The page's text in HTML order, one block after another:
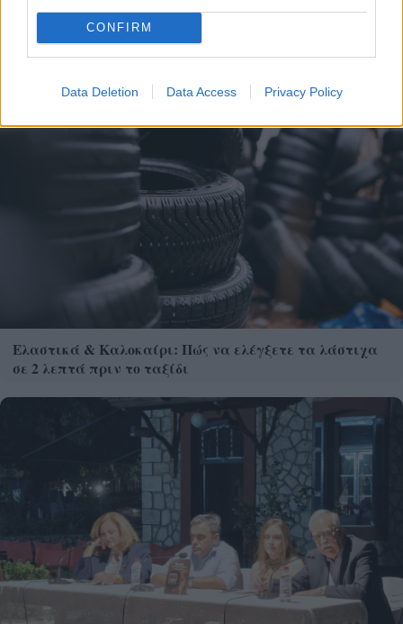
CONFIRM
Data Deletion Data Access Privacy Policy
Η Γιορτή Σταφίδας του 29ου Φεστιβάλ στο Γρηγόρι
Αιγίου ΦΩΤΟ
Ελαστικά & Καλοκαίρι: Πώς να ελέγξετε τα λάστιχα
σε 2 λεπτά πριν το ταξίδι